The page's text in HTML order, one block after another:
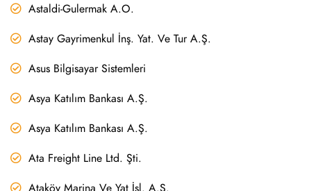
Astaldi-Gulermak A.O.
Astay Gayrimenkul İnş. Yat. Ve Tur A.Ş.
Asus Bilgisayar Sistemleri
Asya Katılım Bankası A.Ş.
Asya Katılım Bankası A.Ş.
Ata Freight Line Ltd. Şti.